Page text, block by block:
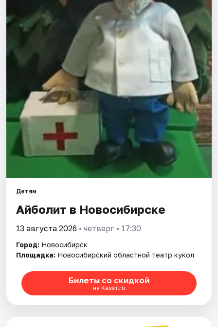
Города
Рейтинги
Детям
Айболит в Новосибирске
13 августа 2026 • четверг • 17:30
Город: Новосибирск
Площадка: Новосибирский областной театр кукол
Билеты со скидкой
на Kassir.ru